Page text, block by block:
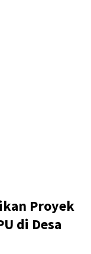
Proyek
di Desa